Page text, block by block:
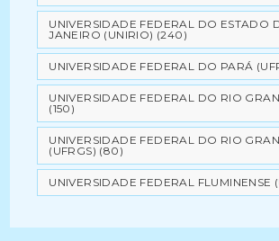
UNIVERSIDADE FEDERAL DO ESTADO
JANEIRO (UNIRIO) (240)
UNIVERSIDADE FEDERAL DO PARÁ
UNIVERSIDADE FEDERAL DO RIO
(150)
UNIVERSIDADE FEDERAL DO RIO
(UFRGS) (80)
UNIVERSIDADE FEDERAL FLUMINENSE